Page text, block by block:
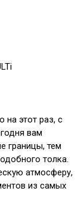
на этот раз, с
вам
границы, тем
толка.
атмосферу,
из самых